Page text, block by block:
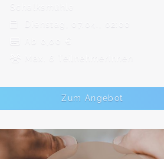
Schalksmühle
Dienstag, 07.04., 02:00
Ab 0,00 €
Max. 6 TeilnehmerInnen
Zum Angebot